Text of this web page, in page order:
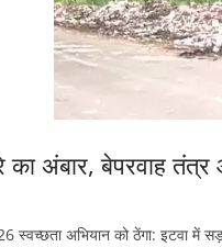
अंबार, बेपरवाह
अभियान को ठेंगा: इटवा में